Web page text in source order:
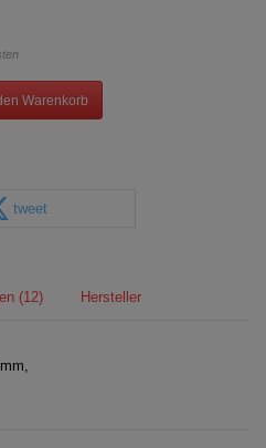
Warenkorb
tweet
(12) Hersteller